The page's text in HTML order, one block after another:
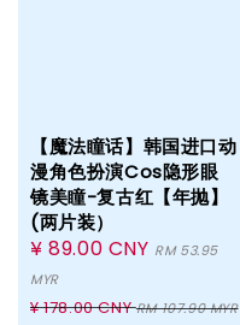
【魔法瞳话】韩国进口动
漫角色扮演Cos隐形眼
镜美瞳-复古红【年抛】
(两片装）
Sale
price
¥ 89.00 CNY RM 53.95
MYR
Regular
¥ 178.00 CNYRM 107.90 MYR